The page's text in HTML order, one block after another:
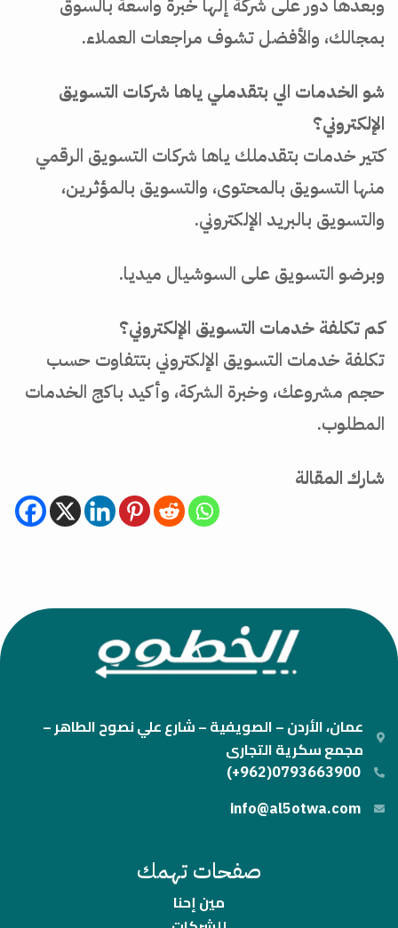
بمجالك، والأفضل تشوف مراجعات العملاء.
شو الخدمات الي بتقدملي ياها شركات التسويق
الإلكتروني؟
كتير خدمات بتقدملك ياها شركات التسويق الرقمي
منها التسويق بالمحتوى، والتسويق بالمؤثرين،
والتسويق بالبريد الإلكتروني.
وبرضو التسويق على السوشيال ميديا.
كم تكلفة خدمات التسويق الإلكتروني؟
تكلفة خدمات التسويق الإلكتروني بتتفاوت حسب
حجم مشروعك، وخبرة الشركة، وأكيد باكج الخدمات
المطلوب.
شارك المقالة
عمان، الأردن – الصويفية – شارع علي نصوح الطاهر –
مجمع سكرية التجارى
0793663900(962+)
info@al5otwa.com
صفحات تهمك
مين إحنا